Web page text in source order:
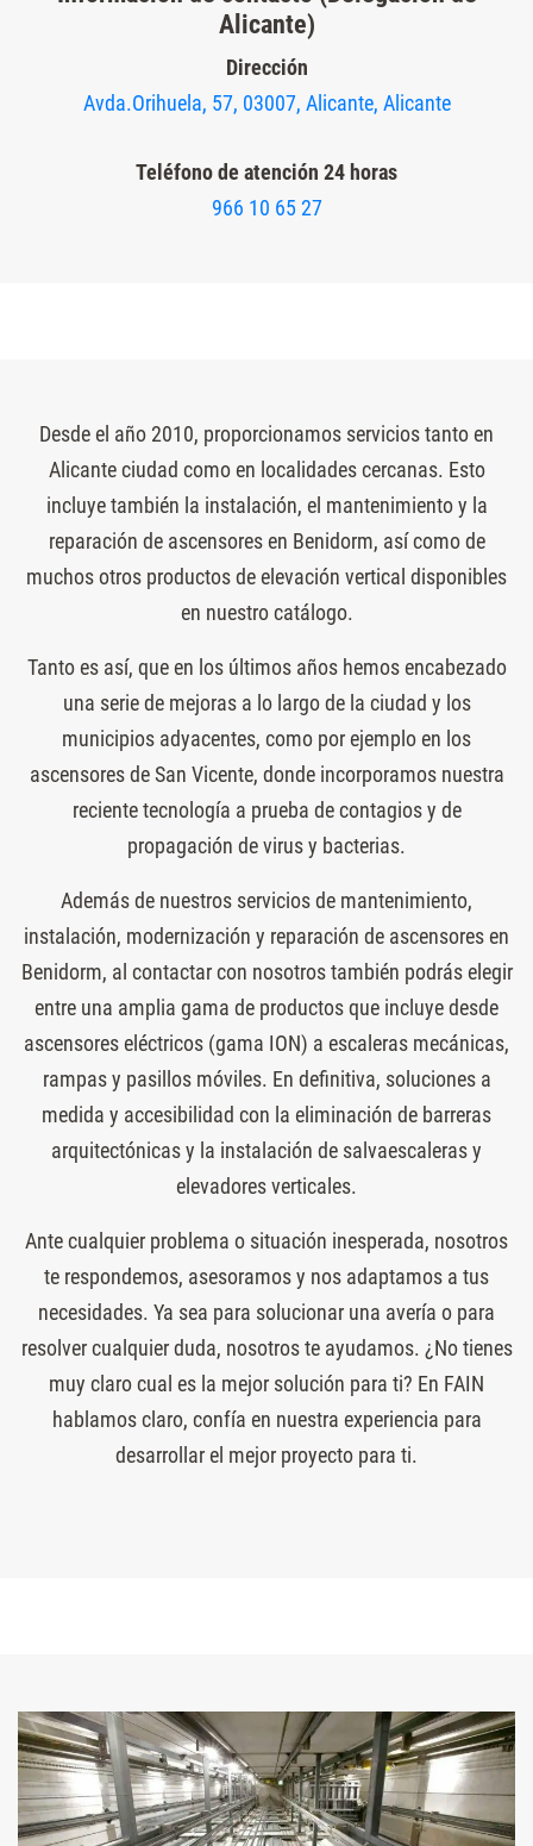
Alicante)
Dirección
Avda.Orihuela, 57, 03007, Alicante, Alicante
Teléfono de atención 24 horas
966 10 65 27
Desde el año 2010, proporcionamos servicios tanto en
Alicante ciudad como en localidades cercanas. Esto
incluye también la instalación, el mantenimiento y la
reparación de ascensores en Benidorm, así como de
muchos otros productos de elevación vertical disponibles
en nuestro catálogo.
Tanto es así, que en los últimos años hemos encabezado
una serie de mejoras a lo largo de la ciudad y los
municipios adyacentes, como por ejemplo en los
ascensores de San Vicente, donde incorporamos nuestra
reciente tecnología a prueba de contagios y de
propagación de virus y bacterias.
Además de nuestros servicios de mantenimiento,
instalación, modernización y reparación de ascensores en
Benidorm, al contactar con nosotros también podrás elegir
entre una amplia gama de productos que incluye desde
ascensores eléctricos (gama ION) a escaleras mecánicas,
rampas y pasillos móviles. En definitiva, soluciones a
medida y accesibilidad con la eliminación de barreras
arquitectónicas y la instalación de salvaescaleras y
elevadores verticales.
Ante cualquier problema o situación inesperada, nosotros
te respondemos, asesoramos y nos adaptamos a tus
necesidades. Ya sea para solucionar una avería o para
resolver cualquier duda, nosotros te ayudamos. ¿No tienes
muy claro cual es la mejor solución para ti? En FAIN
hablamos claro, confía en nuestra experiencia para
desarrollar el mejor proyecto para ti.